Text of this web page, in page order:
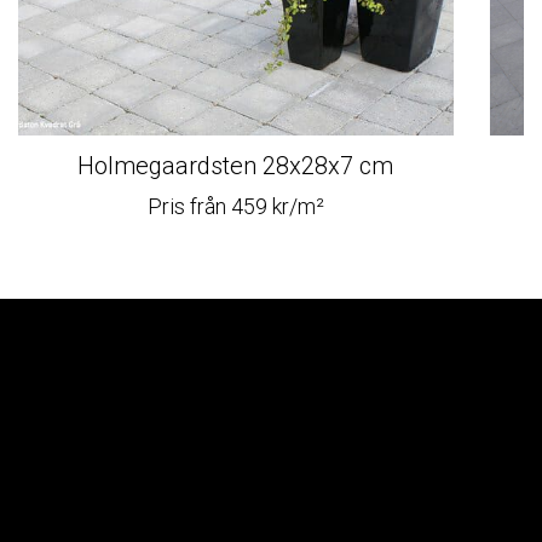
Holmegaardsten 28x28x7 cm
Pris från 459 kr/m²